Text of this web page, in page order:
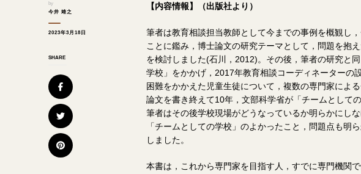
by
今井 靖之
2023年3月18日
SHARE
【内容情報】（出版社より）
筆者は教育相談担当教師として今までの事例を概観し
ことに鑑み，博士論文の研究テーマとして，問題を抱
を検討しました(石川，2012)。その後，筆者の研究と
学校」をかかげ，2017年教育相談コーディネーターの
困難をかかえた児童生徒について，複数の専門家によ
論文を書き終えて10年，文部科学省が「チームとして
筆者はその後学校現場がどうなっているか明らかにし
「チームとしての学校」のよかったこと，問題点も明
しました。
本書は，これから専門家を目指す人，すでに専門機関